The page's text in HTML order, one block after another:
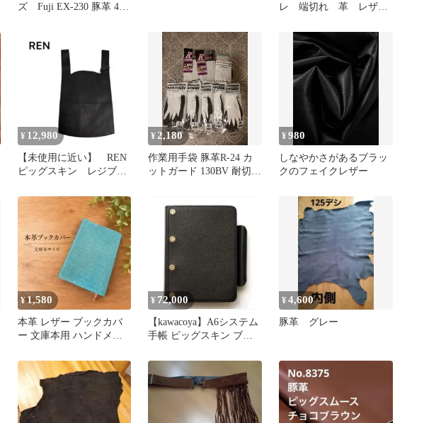
ズ Fuji EX-230 豚革 4双
レ 端切れ 革 レザー
¥ 12,980
【未使用に近い】 REN
ピッグスキン レジブク
¥2,180
作業用手袋 豚革R-24 カ
ットガード 130BV 耐切創
¥980
しなやかさがあるブラッ
クのフェイクレザー
¥1,580
本革 レザー ブックカバ
ー 文庫本用 ハンドメイ
¥ 72,000
【kawacoya】A6システム
手帳 ピッグスキン ブラ
¥4,600
豚革 グレー